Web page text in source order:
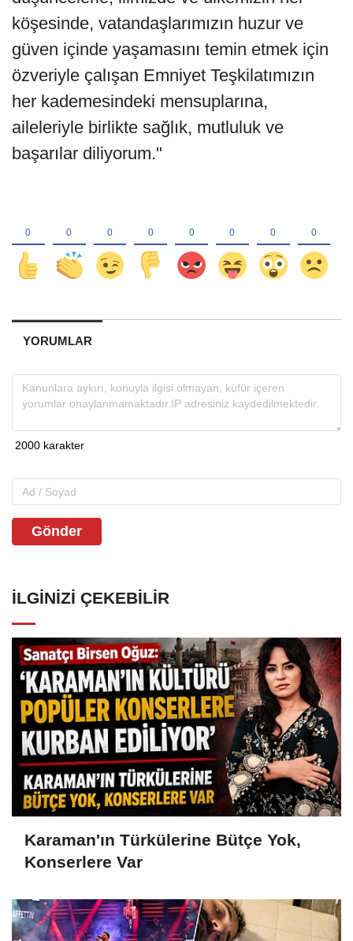
köşesinde, vatandaşlarımızın huzur ve
güven içinde yaşamasını temin etmek için
özveriyle çalışan Emniyet Teşkilatımızın
her kademesindeki mensuplarına,
aileleriyle birlikte sağlık, mutluluk ve
başarılar diliyorum."
YORUMLAR
Gönder
İLGINIZI ÇEKEBILIR
Karaman'ın Türkülerine Bütçe Yok,
Konserlere Var